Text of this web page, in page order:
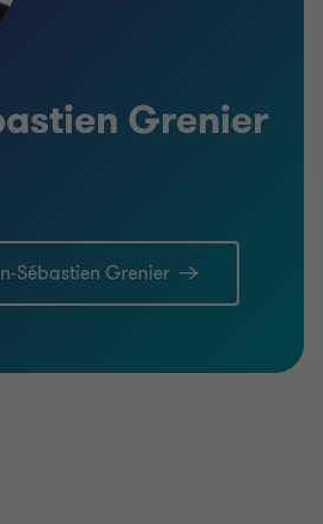
Grenier
Sébastien Grenier